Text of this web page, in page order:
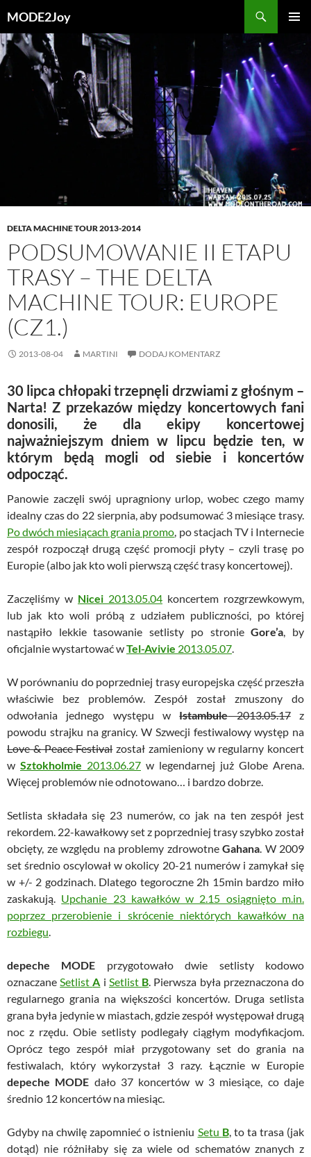
do
treści
MODE2Joy
DELTA MACHINE TOUR 2013-2014
PODSUMOWANIE II ETAPU
TRASY – THE DELTA
MACHINE TOUR: EUROPE
(CZ1.)
2013-08-04 MARTINI DODAJ KOMENTARZ
30 lipca chłopaki trzepnęli drzwiami z głośnym –
Narta! Z przekazów między koncertowych fani
donosili, że dla ekipy koncertowej
najważniejszym dniem w lipcu będzie ten, w
którym będą mogli od siebie i koncertów
odpocząć.
Panowie zaczęli swój upragniony urlop, wobec czego mamy
idealny czas do 22 sierpnia, aby podsumować 3 miesiące trasy.
Po dwóch miesiącach grania promo , po stacjach TV i Internecie
zespół rozpoczął drugą część promocji płyty – czyli trasę po
Europie (albo jak kto woli pierwszą część trasy koncertowej).
Zaczęliśmy w Nicei 2013.05.04 koncertem rozgrzewkowym,
lub jak kto woli próbą z udziałem publiczności, po której
nastąpiło lekkie tasowanie setlisty po stronieGore’a , by
oficjalnie wystartować wTel-Avivie 2013.05.07
W porównaniu do poprzedniej trasy europejska część przeszła
właściwie bez problemów. Zespół został zmuszony do
odwołania jednego występu wIstambule2013.05.17z
powodu strajku na granicy. W Szwecji festiwalowy występ na
Love & Peace Festivalzostał zamieniony w regularny koncert
w Sztokholmie 2013.06.27 w legendarnej już Globe Arena.
Więcej problemów nie odnotowano… i bardzo dobrze.
Setlista składała się 23 numerów, co jak na ten zespół jest
rekordem. 22-kawałkowy set z poprzedniej trasy szybko został
obcięty, ze względu na problemy zdrowotne Gahana . W 2009
set średnio oscylował w okolicy 20-21 numerów i zamykał się
w +/- 2 godzinach. Dlatego tegoroczne 2h 15min bardzo miło
zaskakują. Upchanie 23 kawałków w 2.15 osiągnięto m.in.
poprzez przerobienie i skrócenie niektórych kawałków na
rozbiegu
depeche MODE przygotowało dwie setlisty kodowo
oznaczane Setlist A i Setlist B . Pierwsza była przeznaczona do
regularnego grania na większości koncertów. Druga setlista
grana była jedynie w miastach, gdzie zespół występował drugą
noc z rzędu. Obie setlisty podlegały ciągłym modyfikacjom.
Oprócz tego zespół miał przygotowany set do grania na
festiwalach, który wykorzystał 3 razy. Łącznie w Europie
depeche MODE dało 37 koncertów w 3 miesiące, co daje
średnio 12 koncertów na miesiąc.
Gdyby na chwilę zapomnieć o istnieniu Setu B, to ta trasa (jak
dotąd) nie różniłaby się za wiele od schematów znanych z